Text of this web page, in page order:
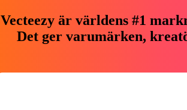
Vecteezy är världens #1
Det ger varumärken,